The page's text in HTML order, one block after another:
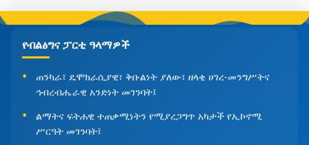
የብልፅግና ፓርቲ ዓላማዎች
ጠንካራ፣ ዴሞክራሲያዊ፣ ቅቡልነት ያለው፣ ዘላቂ ሀገረ-መንግሥትና
ኅብረብሔራዊ አንድነት መገንባት፤
ልማትና ፍትሐዊ ተጠቃሚነትን የሚያረጋግጥ አካታች የኢኮኖሚ
ሥርዓት መገንባት፤